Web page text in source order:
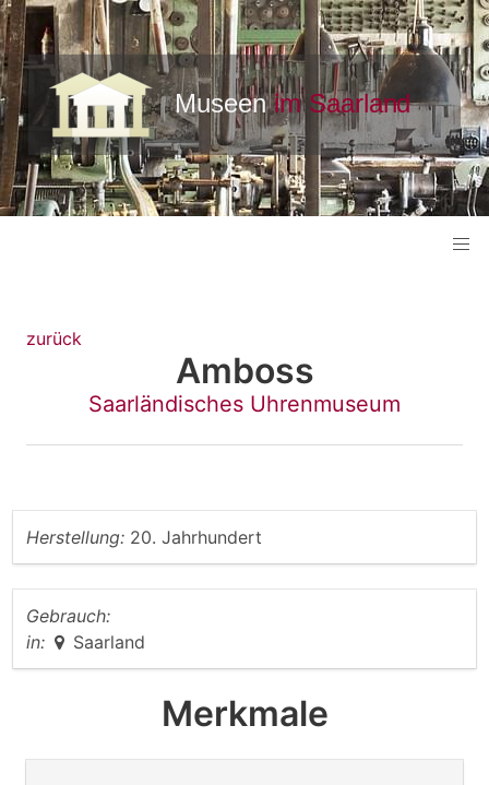
zurück
Amboss
Saarländisches Uhrenmuseum
Herstellung: 20. Jahrhundert
Gebrauch:
in:
Saarland
Merkmale